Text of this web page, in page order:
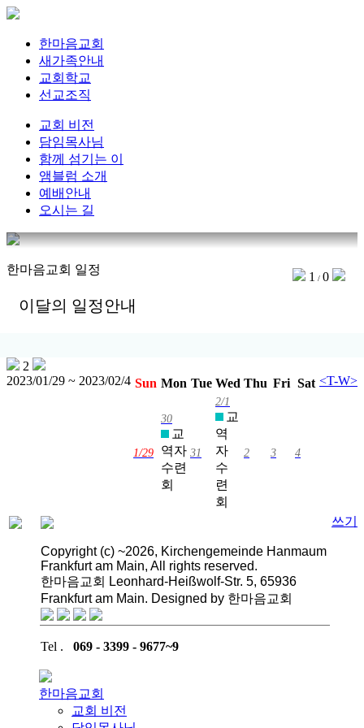
한마음교회
새가족안내
교회학교
선교조직
교회 비전
담임목사님
함께 섬기는 이
앰블럼 소개
예배안내
오시는 길
한마음교회 일정
이달의 일정안내
1 / 0
2
2023/01/29 ~ 2023/02/4
<T-W>
Sun Mon Tue Wed Thu Fri Sat
1/29
30
교
역자
수련
회
31
2/1
교
역
자
수
련
회
2 3 4
쓰기
Copyright (c) ~2026, Kirchengemeinde Hanmaum
Frankfurt am Main, All rights reserved.
한마음교회 Leonhard-Heißwolf-Str. 5, 65936
Frankfurt am Main. Designed by 한마음교회
Tel . 069 - 3399 - 9677~9
한마음교회
교회 비전